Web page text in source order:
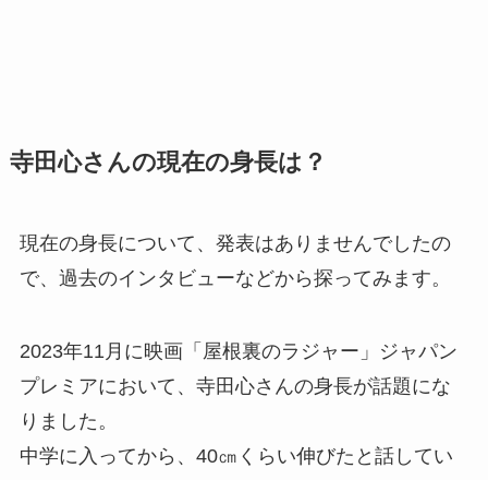
寺田心さんの現在の身長は？
現在の身長について、発表はありませんでしたの
で、過去のインタビューなどから探ってみます。
2023年11月に映画「屋根裏のラジャー」ジャパン
プレミアにおいて、寺田心さんの身長が話題にな
りました。
中学に入ってから、40㎝くらい伸びたと話してい